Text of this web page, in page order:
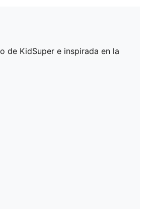
de KidSuper e inspirada en la